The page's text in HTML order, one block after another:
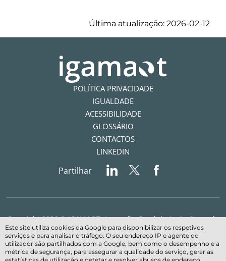
Última atualização: 2026-02-12
POLÍTICA PRIVACIDADE
IGUALDADE
ACESSIBILIDADE
GLOSSÁRIO
CONTACTOS
LINKEDIN
Partilhar
Copyright 2026 © IGAMAOT- Inspeção-Geral da Agricultura, do
Mar, do Ambiente e do Ordenamento do Território - Todos os
direitos reservados
Este site utiliza cookies da Google para disponibilizar os respetivos
serviços e para analisar o tráfego. O seu endereço IP e agente do
utilizador são partilhados com a Google, bem como o desempenho e a
métrica de segurança, para assegurar a qualidade do serviço, gerar as